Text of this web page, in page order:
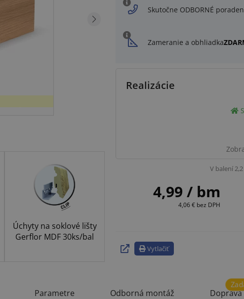
Úchyty na soklové lišty
Gerflor MDF 30ks/bal
Skutočne ODBORNÉ
Zameranie a obhliadka
Realizácie
V balení
4,99 / bm
4,06 € bez DPH
Vytlačiť
Parametre Odborná montáž Doprava